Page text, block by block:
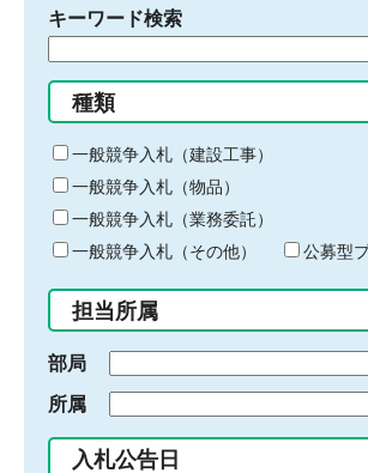
キーワード検索
る
キ
ー
ワ
ー
ド
入
力
種類
一般競争入札（建設工事）
一般競争入札（物品）
一般競争入札（業務委託）
一般競争入札（その他）
公募型
担当所属
部局
所属
入札公告日